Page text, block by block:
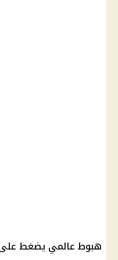
هبوط عالمي يضغط على